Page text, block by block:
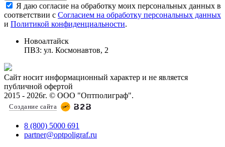
Я даю согласие на обработку моих персональных данных в
соответствии с Согласием на обработку персональных данных
и Политикой конфиденциальности.
Новоалтайск
ПВЗ: ул. Космонавтов, 2
Сайт носит информационный характер и не является
публичной офертой
2015 - 2026г. © ООО "Оптполиграф".
Создание сайта
8 (800) 5000 691
partner@optpoligraf.ru